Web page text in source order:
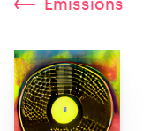
Émissions